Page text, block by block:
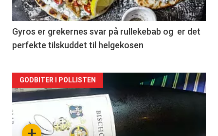
-
2
Gyros er grekernes svar på rullekebab og er det
perfekte tilskuddet til helgekosen
Forsiden
akkurat
nå
GODBITER I POLLISTEN